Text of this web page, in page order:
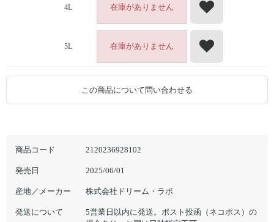
商品コード 2120236928102
発売日 2025/06/01
産地／メーカー 株式会社ドリーム・ラボ
発送について
5営業日以内に発送。ポスト投函（ネコポス）の
4L 在庫がありません
5L 在庫がありません
この商品について問い合わせる